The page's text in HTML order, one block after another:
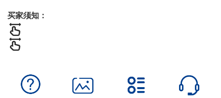
买家须知：